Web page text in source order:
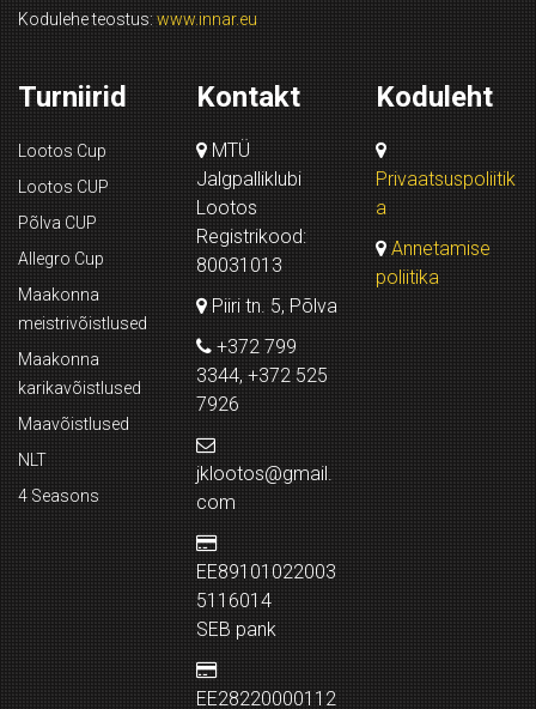
Kodulehe teostus: www.innar.eu
Turniirid
Lootos Cup
Lootos CUP
Põlva CUP
Allegro Cup
Maakonna
meistrivõistlused
Maakonna
karikavõistlused
Maavõistlused
NLT
4 Seasons
Kontakt
MTÜ
Jalgpalliklubi
Lootos
Registrikood:
80031013
Piiri tn. 5, Põlva
+372 799
3344, +372 525
7926
jklootos@gmail.
com
EE89101022003
5116014
SEB pank
EE28220000112
Koduleht
Privaatsuspoliitik
a
Annetamise
poliitika